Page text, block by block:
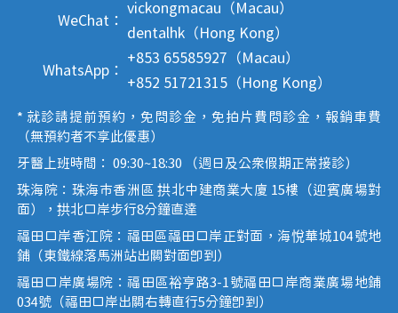
WeChat：
vickongmacau（Macau）
dentalhk（Hong Kong）
WhatsApp：
+853 65585927（Macau）
+852 51721315（Hong Kong）
* 就診請提前預約，免問診金，免拍片費問診金，報銷車費
（無預約者不享此優惠）
牙醫上班時間： 09:30~18:30 （週日及公眾假期正常接診）
珠海院：珠海市香洲區 拱北中建商業大廈 15樓（迎賓廣場對
面），拱北口岸步行8分鐘直達
福田口岸香江院：福田區福田口岸正對面，海悅華城104號地
鋪（東鐵線落馬洲站出關對面即到）
福田口岸廣場院：福田區裕亨路3-1號福田口岸商業廣場地鋪
034號（福田口岸出關右轉直行5分鐘即到）